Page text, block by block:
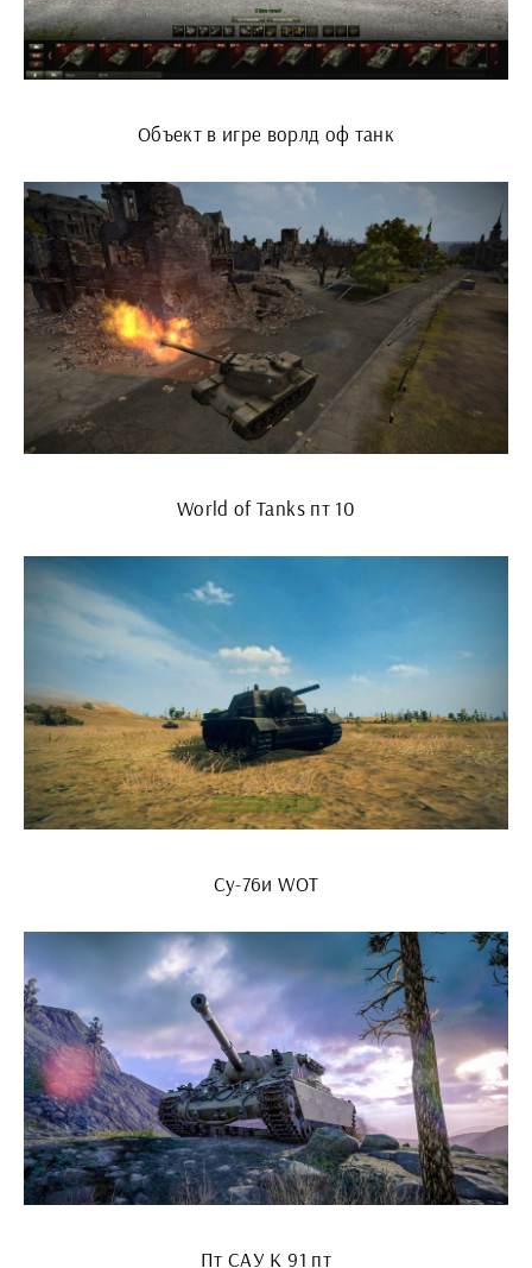
Объект в игре ворлд оф танк
World of Tanks пт 10
Су-76и WOT
Пт САУ К 91 пт